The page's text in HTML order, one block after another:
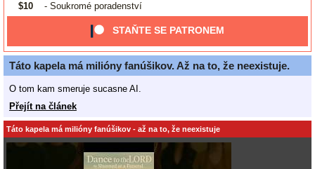
$10
- Soukromé poradenství
STAŇTE SE PATRONEM
Táto kapela má milióny fanúšikov. Až na to, že neexistuje.
O tom kam smeruje sucasne AI.
Přejít na článek
Táto kapela má milióny fanúšikov - až na to, že neexistuje